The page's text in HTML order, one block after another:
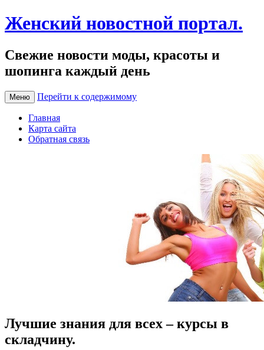
Женский новостной портал.
Свежие новости моды, красоты и
шопинга каждый день
Меню Перейти к содержимому
Главная
Карта сайта
Обратная связь
Лучшие знания для всех – курсы в
складчину.